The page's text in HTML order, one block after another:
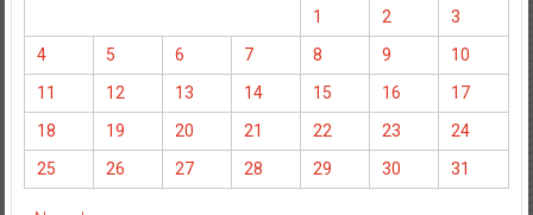
1
2
3
4
5 6 7 8 9
10
11
12 13 14 15 16
17
18
19 20 21 22 23
24
25
26 27 28 29 30 31